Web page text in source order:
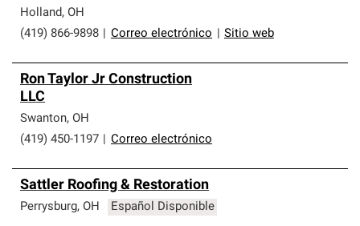
Holland, OH
(419) 866-9898
Correo electrónico Sitio web
Ron Taylor Jr Construction
LLC
Swanton, OH
(419) 450-1197
Correo electrónico
Sattler Roofing & Restoration
Perrysburg, OH Español Disponible